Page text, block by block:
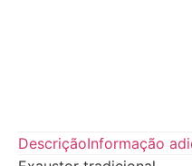
DescriçãoInformação